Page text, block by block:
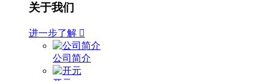
关于我们
进一步了解 
公司简介